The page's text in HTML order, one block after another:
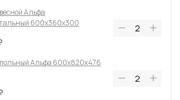
Альфа
600х360х300
Альфа 600х820х476